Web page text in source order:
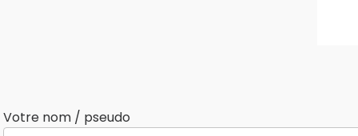
Votre nom / pseudo